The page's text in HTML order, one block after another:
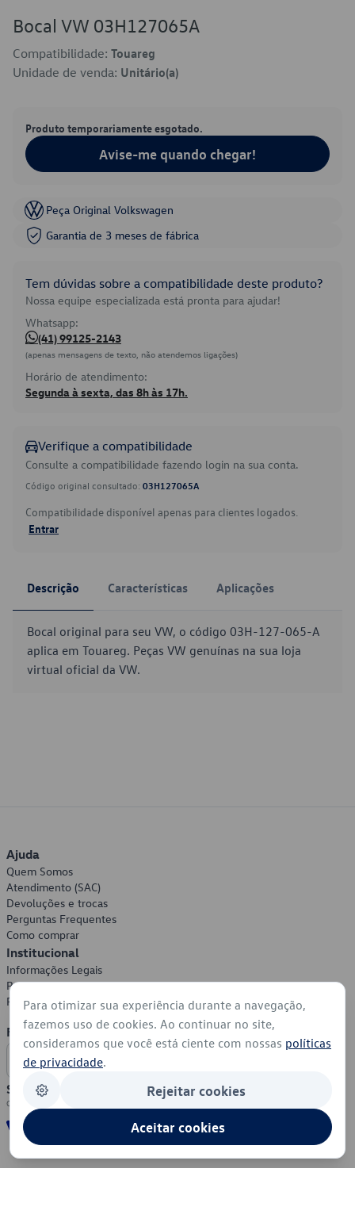
Bocal VW 03H127065A
Compatibilidade: Touareg
Unidade de venda: Unitário(a)
Produto temporariamente esgotado.
Avise-me quando chegar!
Peça Original Volkswagen
Garantia de 3 meses de fábrica
Tem dúvidas sobre a compatibilidade deste produto?
Nossa equipe especializada está pronta para ajudar!
Whatsapp:
(41) 99125-2143
(apenas mensagens de texto, não atendemos ligações)
Horário de atendimento:
Segunda à sexta, das 8h às 17h.
Verifique a compatibilidade
Consulte a compatibilidade fazendo login na sua conta.
Código original consultado: 03H127065A
Compatibilidade disponível apenas para clientes logados.
Entrar
Descrição Características Aplicações
Bocal original para seu VW, o código 03H-127-065-A
aplica em Touareg. Peças VW genuínas na sua loja
virtual oficial da VW.
Ajuda
Quem Somos
Atendimento (SAC)
Devoluções e trocas
Perguntas Frequentes
Como comprar
Institucional
Informações Legais
Política de Privacidade
Política de Cookies
Formas de Pagamento
Segurança
Para otimizar sua experiência durante a navegação,
fazemos uso de cookies. Ao continuar no site,
consideramos que você está ciente com nossas políticas
de privacidade.
Rejeitar cookies
Aceitar cookies